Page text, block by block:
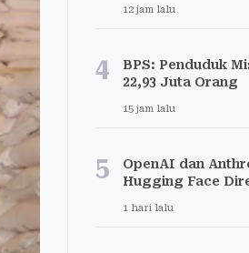
12 jam lalu
4
BPS: Penduduk
22,93 Juta Orang
15 jam lalu
5
OpenAI dan
Hugging Face
1 hari lalu